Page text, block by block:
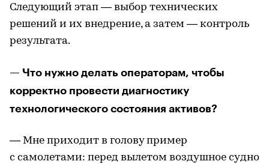
Следующий этап — выбор технических
решений и их внедрение, а затем — контроль
результата.
— Что нужно делать операторам, чтобы
корректно провести диагностику
технологического состояния активов?
— Мне приходит в голову пример
с самолетами: перед вылетом воздушное судно